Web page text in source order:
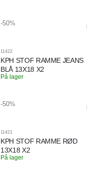
-50%
11422
KPH STOF RAMME JEANS
BLÅ 13X18 X2
På lager
-50%
11421
KPH STOF RAMME RØD
13X18 X2
På lager